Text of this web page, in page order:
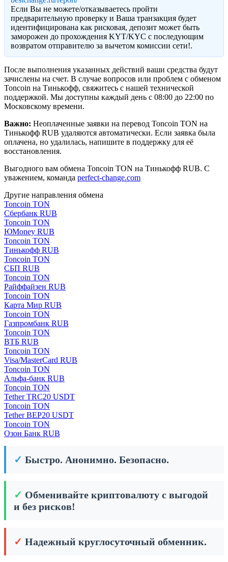
Eсли Вы не можете/отказываетесь пройти
предварительную проверку и Ваша транзакция будет
идентифицирована как рисковая, депозит может быть
заморожен до прохождения KYT/KYC с последующим
возвратом отправителю за вычетом комиссии сети!.
После выполнения указанных действий ваши средства будут
зачислены на счет. В случае вопросов или проблем с обменом
Toncoin на Тинькофф, свяжитесь с нашей технической
поддержкой. Мы доступны каждый день с 08:00 до 22:00 по
Московскому времени.
Важно: Неоплаченные заявки на перевод Toncoin TON на
Тинькофф RUB удаляются автоматически. Если заявка была
оплачена, но удалилась, напишите в поддержку для её
восстановления.
Выгодного вам обмена Toncoin TON на Тинькофф RUB. С
уважением, команда perfect-change.com
Другие направления обмена
Toncoin TON
Сбербанк RUB
Toncoin TON
ЮMoney RUB
Toncoin TON
Тинькофф RUB
Toncoin TON
СБП RUB
Toncoin TON
Райффайзен RUB
Toncoin TON
Карта Мир RUB
Toncoin TON
Газпромбанк RUB
Toncoin TON
ВТБ RUB
Toncoin TON
Visa/MasterCard RUB
Toncoin TON
Альфа-банк RUB
Toncoin TON
Tether TRC20 USDT
Toncoin TON
Tether BEP20 USDT
Toncoin TON
Озон Банк RUB
✓ Быстро. Анонимно. Безопасно.
✓ Обменивайте криптовалюту с выгодой
и без рисков!
✓ Надежный круглосуточный обменник.